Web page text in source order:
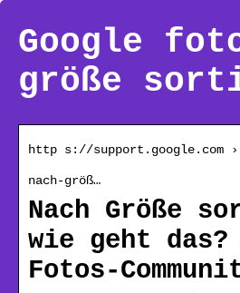
Google
größe
http s://support.google.com
nach-größ…
Nach Größe
wie geht das?
Fotos-